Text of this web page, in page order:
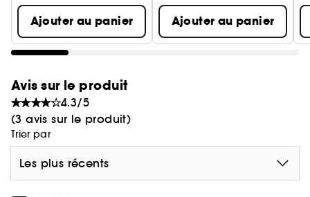
Ajouter au panier Ajouter au panier
Avis sur le produit
4.3/5
(3 avis sur le produit)
Trier par
Les plus récents